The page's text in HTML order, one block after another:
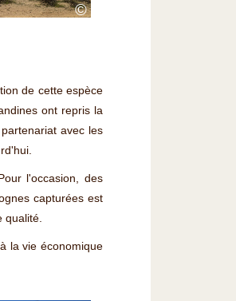
©
de cette espèce
ont repris la
avec les
l'occasion, des
capturées est
qualité.
la vie économique